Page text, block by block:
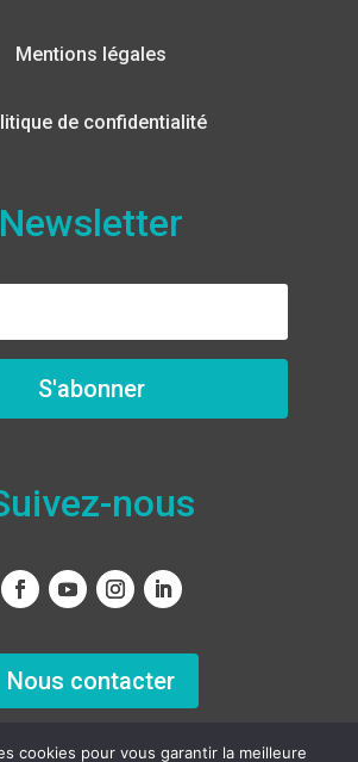
Mentions légales
de confidentialité
Newsletter
S'abonner
nous
Nous contacter
cookies pour vous garantir la meilleure